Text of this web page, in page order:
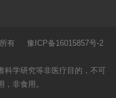
有 豫ICP备16015857号-2
科学研究等非医疗目的，不可
非食用。